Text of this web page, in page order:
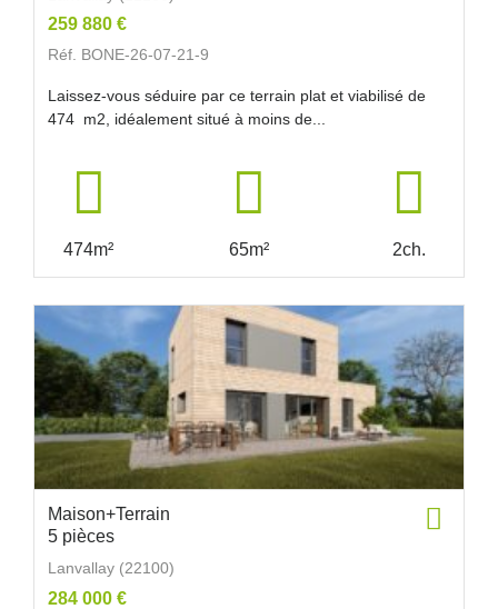
259 880 €
Réf. BONE-26-07-21-9
Laissez-vous séduire par ce terrain plat et viabilisé de
474 m2, idéalement situé à moins de...
474m² 65m² 2ch.
Maison+Terrain
5 pièces
Lanvallay (22100)
284 000 €